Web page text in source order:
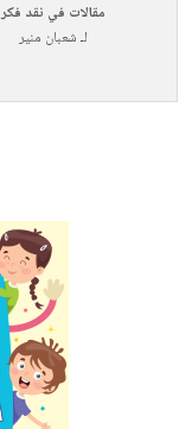
مقالات في نقد فكر
لـشعبان منير